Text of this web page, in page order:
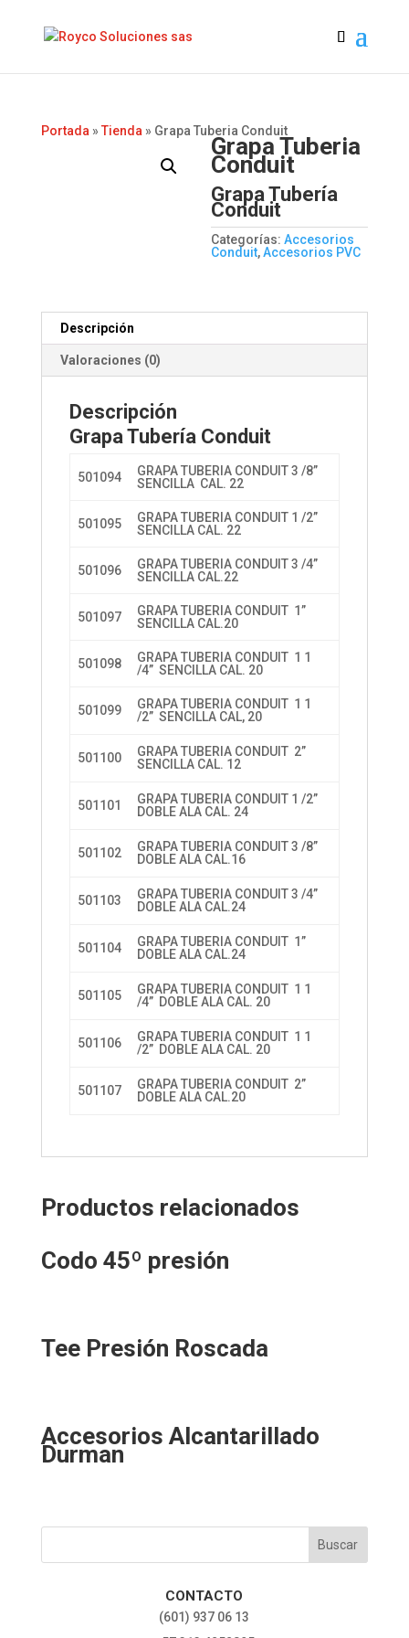
Portada » Tienda » Grapa Tuberia Conduit
Grapa Tuberia
Conduit
Grapa Tubería
Conduit
Categorías:Accesorios
Conduit,Accesorios PVC
Descripción
Valoraciones (0)
Descripción
Grapa Tubería Conduit
501094
GRAPA TUBERIA CONDUIT 3 /8”
SENCILLA CAL. 22
501095
GRAPA TUBERIA CONDUIT 1 /2”
SENCILLA CAL. 22
501096
GRAPA TUBERIA CONDUIT 3 /4”
SENCILLA CAL.22
501097
GRAPA TUBERIA CONDUIT 1”
SENCILLA CAL.20
501098
GRAPA TUBERIA CONDUIT 1 1
/4” SENCILLA CAL. 20
501099
GRAPA TUBERIA CONDUIT 1 1
/2” SENCILLA CAL, 20
501100
GRAPA TUBERIA CONDUIT 2”
SENCILLA CAL. 12
501101
GRAPA TUBERIA CONDUIT 1 /2”
DOBLE ALA CAL. 24
501102
GRAPA TUBERIA CONDUIT 3 /8”
DOBLE ALA CAL.16
501103
GRAPA TUBERIA CONDUIT 3 /4”
DOBLE ALA CAL.24
501104
GRAPA TUBERIA CONDUIT 1”
DOBLE ALA CAL.24
501105
GRAPA TUBERIA CONDUIT 1 1
/4” DOBLE ALA CAL. 20
501106
GRAPA TUBERIA CONDUIT 1 1
/2” DOBLE ALA CAL. 20
501107
GRAPA TUBERIA CONDUIT 2”
DOBLE ALA CAL.20
Productos relacionados
Codo 45º presión
Tee Presión Roscada
Accesorios Alcantarillado
Durman
CONTACTO
‎(601) 937 06 13